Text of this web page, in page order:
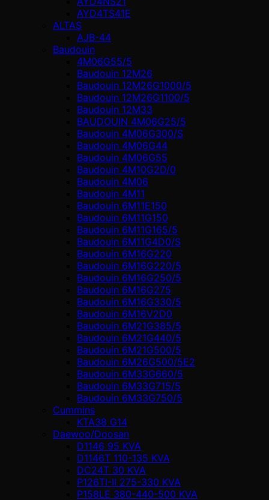
AYD4TS41E
ALTAŞ
AJB-44
Baudouin
4M06G55/5
Baudouin 12M26
Baudouin 12M26G1000/5
Baudouin 12M26G1100/5
Baudouin 12M33
BAUDOUIN 4M06G25/5
Baudouin 4M06G300/S
Baudouin 4M06G44
Baudouin 4M06G55
Baudouin 4M10G2D/0
Baudouin 4М06
Baudouin 4М11
Baudouin 6M11E150
Baudouin 6M11G150
Baudouin 6M11G165/5
Baudouin 6M11G4D0/S
Baudouin 6M16G220
Baudouin 6M16G220/5
Baudouin 6M16G250/5
Baudouin 6M16G275
Baudouin 6M16G330/5
Baudouin 6M16V2D0
Baudouin 6M21G385/5
Baudouin 6M21G440/5
Baudouin 6M21G500/5
Baudouin 6M26G500/5E2
Baudouin 6M33G660/5
Baudouin 6M33G715/5
Baudouin 6M33G750/5
Cummins
KTA38 G14
Daewoo/Doosan
D1146 95 KVA
D1146T 110-135 KVA
DC24T 30 KVA
P126TI-II 275-330 KVA
P158LE 380-440-500 KVA